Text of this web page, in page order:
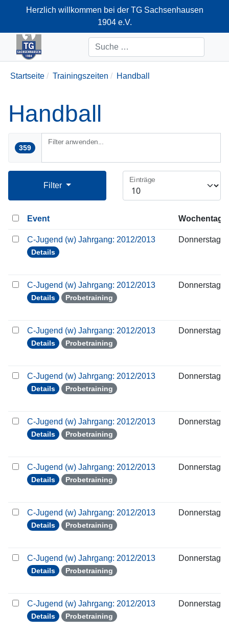
Herzlich willkommen bei der TG Sachsenhausen
1904 e.V.
+49-69-66374712
Suchen
Startseite Trainingszeiten Handball
Handball
359
Filter anwenden...
Filter
Einträge
Event Wochentag
C-Jugend (w) Jahrgang: 2012/2013
Details
Donnerstag
C-Jugend (w) Jahrgang: 2012/2013
Details Probetraining
Donnerstag
C-Jugend (w) Jahrgang: 2012/2013
Details Probetraining
Donnerstag
C-Jugend (w) Jahrgang: 2012/2013
Details Probetraining
Donnerstag
C-Jugend (w) Jahrgang: 2012/2013
Details Probetraining
Donnerstag
C-Jugend (w) Jahrgang: 2012/2013
Details Probetraining
Donnerstag
C-Jugend (w) Jahrgang: 2012/2013
Details Probetraining
Donnerstag
C-Jugend (w) Jahrgang: 2012/2013
Details Probetraining
Donnerstag
C-Jugend (w) Jahrgang: 2012/2013
Details Probetraining
Donnerstag